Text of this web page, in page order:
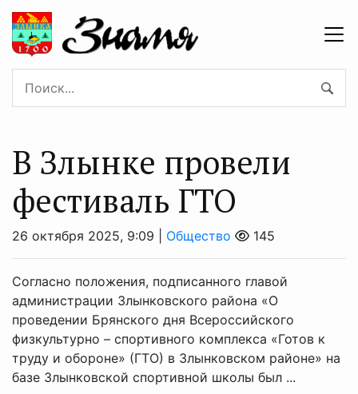
В Злынке провели
фестиваль ГТО
26 октября 2025, 9:09 | Общество 145
Согласно положения, подписанного главой
администрации Злынковского района «О
проведении Брянского дня Всероссийского
физкультурно – спортивного комплекса «Готов к
труду и обороне» (ГТО) в Злынковском районе» на
базе Злынковской спортивной школы был ...